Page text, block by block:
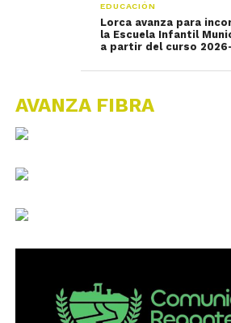
EDUCACIÓN
Lorca avanza para
la Escuela Infantil
a partir del curso
AVANZA FIBRA